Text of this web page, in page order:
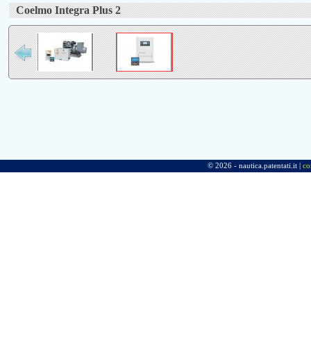
Coelmo Integra Plus 2
© 2026 - nautica.patentati.it |